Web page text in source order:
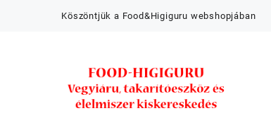
Köszöntjük a Food&Higiguru webshopjában